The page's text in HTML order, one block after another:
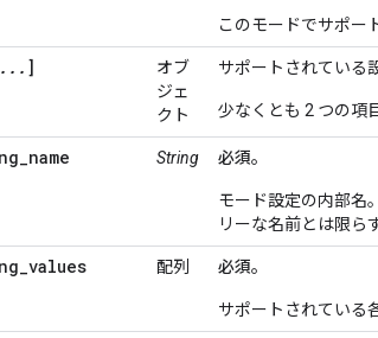
このモードでサポー
]
オブ
ジェ
クト
サポートされている
少なくとも 2 つの項
String 必須。
モード設定の内部名
リーな名前とは限ら
配列 必須。
サポートされている